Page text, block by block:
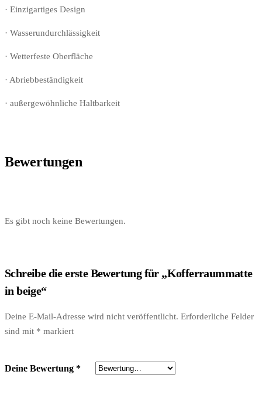
· Einzigartiges Design
· Wasserundurchlässigkeit
· Wetterfeste Oberfläche
· Abriebbeständigkeit
· außergewöhnliche Haltbarkeit
Bewertungen
Es gibt noch keine Bewertungen.
Schreibe die erste Bewertung für „Kofferraummatte
in beige“
Deine E-Mail-Adresse wird nicht veröffentlicht. Erforderliche Felder
sind mit * markiert
Deine Bewertung *